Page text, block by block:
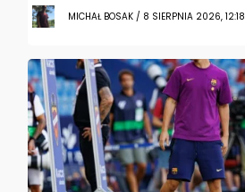
MICHAŁ BOSAK / 8 SIERPNIA 2026, 12:18